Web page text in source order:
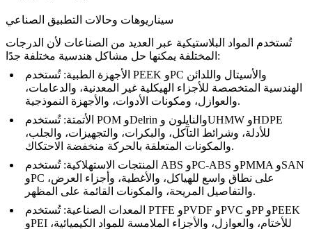
سيناريوهات وحالات التطبيق الصناعي
تُستخدم المواد البلاستيكية عبر العديد من الصناعات لأن الدرجات
المختلفة يمكنها حل مشاكل هندسية مختلفة جدًا:
الأجهزة الطبية: تُستخدم PEEK وPC والأسيتال واللدائن
الهندسية المتخصصة للأجزاء الهيكلية غير المعدنية، والدعامات،
والعوازل، ومكونات الأدوات، والأجهزة النموذجية.
الأتمتة: تُستخدم POM وDelrin والنايلون وUHMW وHDPE
للأدلة، وشرائط التآكل، والبكرات، والتجهيزات، والجلب،
والمكونات المتعلقة بالحركة منخفضة الاحتكاك.
المنتجات الاستهلاكية: تُستخدم ABS وPC-ABS وPMMA وSAN
وPC على نطاق واسع للهياكل، والأغطية، وأجزاء العرض،
والتفاصيل المريحة، والمكونات القائمة على المظهر.
المعدات الصناعية: تُستخدم PTFE وPVDF وPVC وPP وPEEK
وPEI للأختام، والعوازل، والأجزاء الملامسة للمواد الكيميائية،